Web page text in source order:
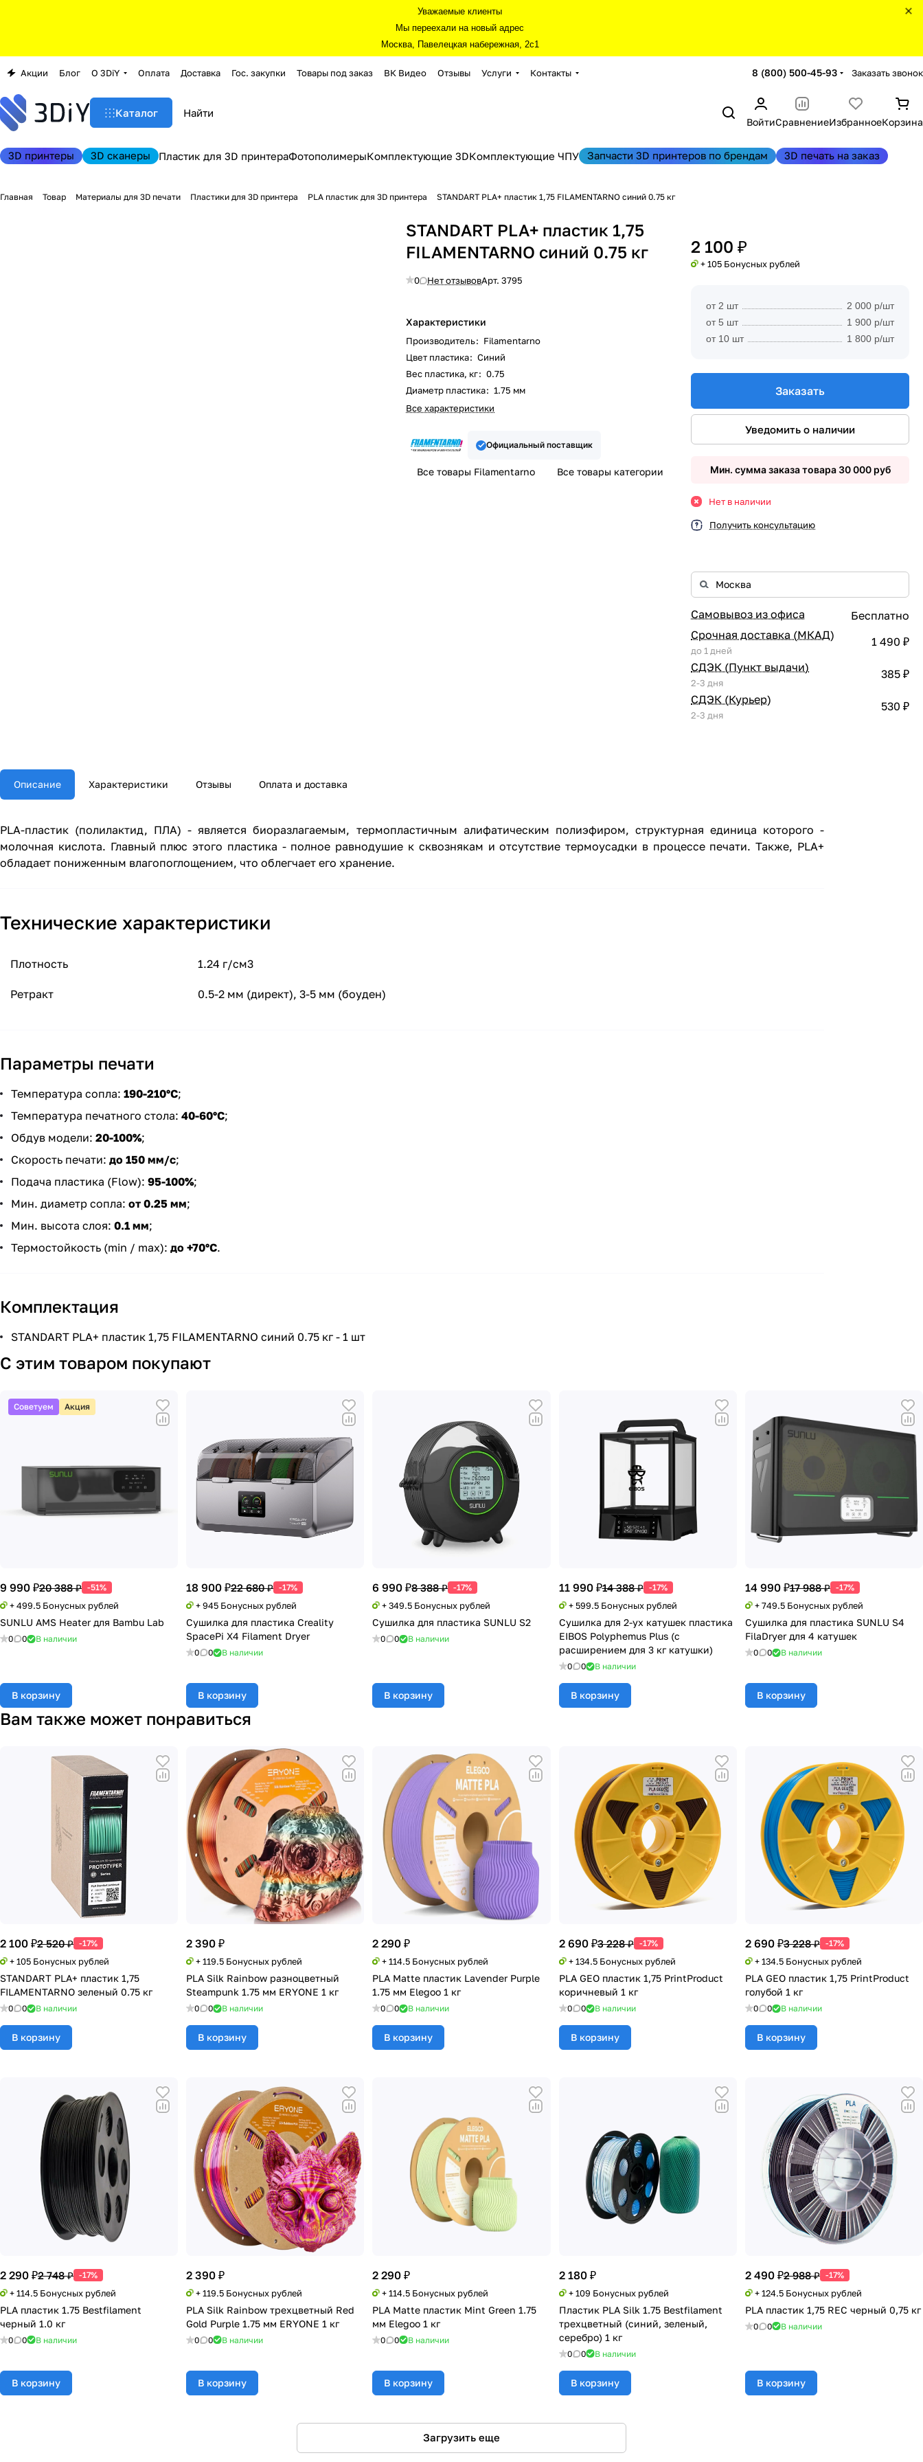
Уважаемые клиенты
Мы переехали на новый адрес
Москва, Павелецкая набережная, 2с1
Акции Блог О 3DiY Оплата Доставка Гос. закупки Товары под заказ ВК Видео Отзывы Услуги Контакты 8 (800) 500-45-93 Заказать звонок
Каталог
ВойтиСравнениеИзбранноеКорзина
3D принтеры 3D сканеры Пластик для 3D принтераФотополимерыКомплектующие 3DКомплектующие ЧПУ Запчасти 3D принтеров по брендам 3D печать на заказ
Главная Товар Материалы для 3D печати Пластики для 3D принтера PLA пластик для 3D принтера STANDART PLA+ пластик 1,75 FILAMENTARNO синий 0.75 кг
STANDART PLA+ пластик 1,75
FILAMENTARNO синий 0.75 кг
0 Нет отзывовАрт.3795
Характеристики
Производитель: Filamentarno
Цвет пластика: Синий
Вес пластика, кг: 0.75
Диаметр пластика: 1.75 мм
Все характеристики
Официальный поставщик
Все товары Filamentarno Все товары категории
2 100 ₽
+ 105 Бонусных рублей
от 2 шт
2 000 р/шт
от 5 шт
1 900 р/шт
от 10 шт
1 800 р/шт
Заказать
Уведомить о наличии
Мин. сумма заказа товара 30 000 руб
Нет в наличии
Получить консультацию
Самовывоз из офиса
Бесплатно
Срочная доставка (МКАД)
до 1 дней
1 490 ₽
СДЭК (Пункт выдачи)
2-3 дня
385 ₽
СДЭК (Курьер)
2-3 дня
530 ₽
Описание Характеристики Отзывы Оплата и доставка
PLA-пластик (полилактид, ПЛА) - является биоразлагаемым, термопластичным алифатическим полиэфиром, структурная единица которого -
молочная кислота. Главный плюс этого пластика - полное равнодушие к сквознякам и отсутствие термоусадки в процессе печати. Также, PLA+
обладает пониженным влагопоглощением, что облегчает его хранение.
Технические характеристики
Плотность 1.24 г/см3
Ретракт 0.5-2 мм (директ), 3-5 мм (боуден)
Параметры печати
Температура сопла: 190-210°С;
Температура печатного стола: 40-60°С;
Обдув модели: 20-100%;
Скорость печати: до 150 мм/с;
Подача пластика (Flow): 95-100%;
Мин. диаметр сопла: от 0.25 мм;
Мин. высота слоя: 0.1 мм;
Термостойкость (min / max): до +70°С.
Комплектация
STANDART PLA+ пластик 1,75 FILAMENTARNO синий 0.75 кг - 1 шт
С этим товаром покупают
Советуем Акция
9 990 ₽20 388 ₽ -51%
+ 499.5 Бонусных рублей
SUNLU AMS Heater для Bambu Lab
0 0 В наличии
В корзину
18 900 ₽22 680 ₽ -17%
+ 945 Бонусных рублей
Сушилка для пластика Creality
SpacePi X4 Filament Dryer
0 0 В наличии
В корзину
6 990 ₽8 388 ₽ -17%
+ 349.5 Бонусных рублей
Сушилка для пластика SUNLU S2
0 0 В наличии
В корзину
11 990 ₽14 388 ₽ -17%
+ 599.5 Бонусных рублей
Сушилка для 2-ух катушек пластика
EIBOS Polyphemus Plus (с
расширением для 3 кг катушки)
0 0 В наличии
В корзину
14 990 ₽17 988 ₽ -17%
+ 749.5 Бонусных рублей
Сушилка для пластика SUNLU S4
FilaDryer для 4 катушек
0 0 В наличии
В корзину
Вам также может понравиться
2 100 ₽2 520 ₽ -17%
+ 105 Бонусных рублей
STANDART PLA+ пластик 1,75
FILAMENTARNO зеленый 0.75 кг
0 0 В наличии
В корзину
2 390 ₽
+ 119.5 Бонусных рублей
PLA Silk Rainbow разноцветный
Steampunk 1.75 мм ERYONE 1 кг
0 0 В наличии
В корзину
2 290 ₽
+ 114.5 Бонусных рублей
PLA Matte пластик Lavender Purple
1.75 мм Elegoo 1 кг
0 0 В наличии
В корзину
2 690 ₽3 228 ₽ -17%
+ 134.5 Бонусных рублей
PLA GEO пластик 1,75 PrintProduct
коричневый 1 кг
0 0 В наличии
В корзину
2 690 ₽3 228 ₽ -17%
+ 134.5 Бонусных рублей
PLA GEO пластик 1,75 PrintProduct
голубой 1 кг
0 0 В наличии
В корзину
2 290 ₽2 748 ₽ -17%
+ 114.5 Бонусных рублей
PLA пластик 1.75 Bestfilament
черный 1.0 кг
0 0 В наличии
В корзину
2 390 ₽
+ 119.5 Бонусных рублей
PLA Silk Rainbow трехцветный Red
Gold Purple 1.75 мм ERYONE 1 кг
0 0 В наличии
В корзину
2 290 ₽
+ 114.5 Бонусных рублей
PLA Matte пластик Mint Green 1.75
мм Elegoo 1 кг
0 0 В наличии
В корзину
2 180 ₽
+ 109 Бонусных рублей
Пластик PLA Silk 1.75 Bestfilament
трехцветный (синий, зеленый,
серебро) 1 кг
0 0 В наличии
В корзину
2 490 ₽2 988 ₽ -17%
+ 124.5 Бонусных рублей
PLA пластик 1,75 REC черный 0,75 кг
0 0 В наличии
В корзину
Загрузить еще